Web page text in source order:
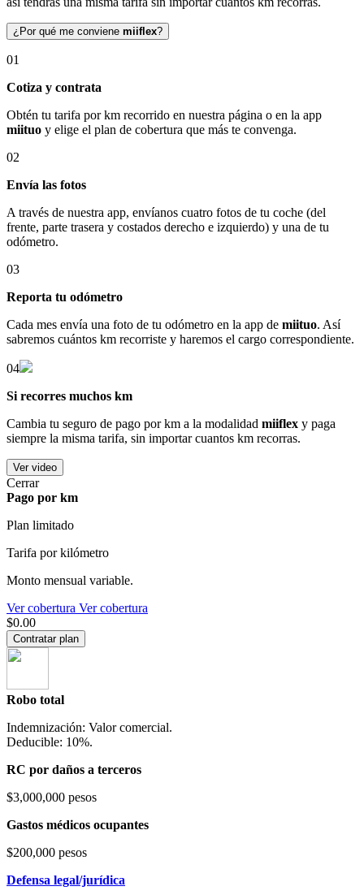
¿Por qué me conviene miiflex?
01
Cotiza y contrata
Obtén tu tarifa por km recorrido en nuestra página o en la app
miituo y elige el plan de cobertura que más te convenga.
02
Envía las fotos
A través de nuestra app, envíanos cuatro fotos de tu coche (del
frente, parte trasera y costados derecho e izquierdo) y una de tu
odómetro.
03
Reporta tu odómetro
Cada mes envía una foto de tu odómetro en la app de miituo. Así
sabremos cuántos km recorriste y haremos el cargo correspondiente.
04
Si recorres muchos km
Cambia tu seguro de pago por km a la modalidad miiflex y paga
siempre la misma tarifa, sin importar cuantos km recorras.
Ver video
Cerrar
Pago por km
Plan limitado
Tarifa por kilómetro
Monto mensual variable.
Ver cobertura Ver cobertura
$0.00
Contratar plan
Robo total
Indemnización: Valor comercial.
Deducible: 10%.
RC por daños a terceros
$3,000,000 pesos
Gastos médicos ocupantes
$200,000 pesos
Defensa legal/jurídica